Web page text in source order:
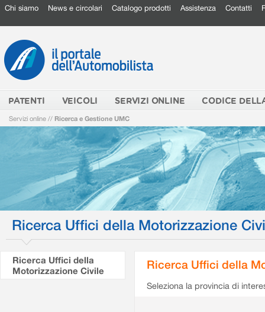
Chi siamo News e circolari Catalogo prodotti Assistenza Contatti
PATENTI VEICOLI SERVIZI ONLINE CODICE
Servizi online // Ricerca e Gestione UMC
Ricerca Uffici della Motorizzazione
Ricerca Uffici della
Motorizzazione Civile
Ricerca Uffici della
Seleziona la provincia di